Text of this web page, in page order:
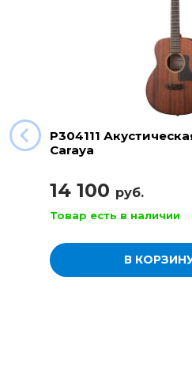
P304111
Caraya
14 100 руб.
Товар есть в наличии
В